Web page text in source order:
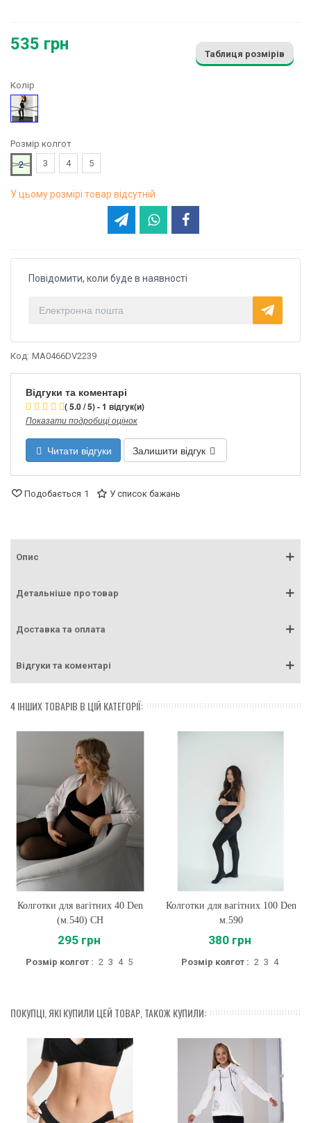
535 грн
Таблиця розмірів
Колір
Чорний
Розмір колгот
2
3 4 5
У цьому розмірі товар відсутній
Повідомити, коли буде в наявності
Код: MA0466DV2239
Відгуки та коментарі
( 5.0 / 5) - 1 відгук(и)
Показати подробиці оцінок
Читати відгуки Залишити відгук
Подобається 1 У список бажань
Опис
Детальніше про товар
Доставка та оплата
Відгуки та коментарі
4 ІНШИХ ТОВАРІВ В ЦІЙ КАТЕГОРІЇ:
Колготки для вагітних 40 Den
(м.540) CH
295 грн
Розмір колгот : 2 3 4 5
Колготки для вагітних 100 Den
м.590
380 грн
Розмір колгот : 2 3 4
ПОКУПЦІ, ЯКІ КУПИЛИ ЦЕЙ ТОВАР, ТАКОЖ КУПИЛИ: